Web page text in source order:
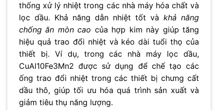
thống xử lý nhiệt trong các nhà máy hóa chất và
lọc dầu. Khả năng dẫn nhiệt tốt và khả năng
chống ăn mòn cao của hợp kim này giúp tăng
hiệu quả trao đổi nhiệt và kéo dài tuổi thọ của
thiết bị. Ví dụ, trong các nhà máy lọc dầu,
CuAl10Fe3Mn2 được sử dụng để chế tạo các
ống trao đổi nhiệt trong các thiết bị chưng cất
dầu thô, giúp tối ưu hóa quá trình sản xuất và
giảm tiêu thụ năng lượng.